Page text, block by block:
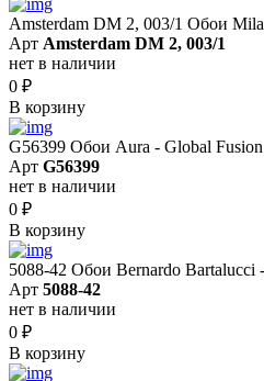
Amsterdam DM 2, 003/1 Обои
Арт Amsterdam DM 2, 003/1
нет в наличии
0 ₽
В корзину
G56399 Обои Aura - Global
Арт G56399
нет в наличии
0 ₽
В корзину
5088-42 Обои Bernardo Bartalucci
Арт 5088-42
нет в наличии
0 ₽
В корзину